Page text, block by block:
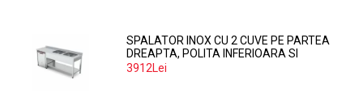
SPALATOR INOX CU 2 CUVE PE PARTEA
DREAPTA, POLITA INFERIOARA SI
SPATIU MASINA SPALAT 160*70*85
3912Lei